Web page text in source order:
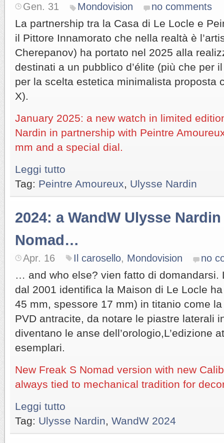
Gen. 31 Mondovision no comments
La partnership tra la Casa di Le Locle e
il Pittore Innamorato che nella realtà è
Cherepanov) ha portato nel 2025 alla
destinati a un pubblico d’élite (più che per
per la scelta estetica minimalista proposta
X).
January 2025: a new watch in limited
Nardin in partnership with Peintre
mm and a special dial.
Leggi tutto
Tag: Peintre Amoureux Ulysse Nardin
2024: a WandW Ulysse
Nomad…
Apr. 16 Il carosello, Mondovision no
… and who else? vien fatto di domandarsi.
dal 2001 identifica la Maison di Le Locle
45 mm, spessore 17 mm) in titanio come
PVD antracite, da notare le piastre laterali
diventano le anse dell’orologio,L’edizione
esemplari.
New Freak S Nomad version with new
always tied to mechanical tradition for
Leggi tutto
Tag: Ulysse Nardin WandW 2024